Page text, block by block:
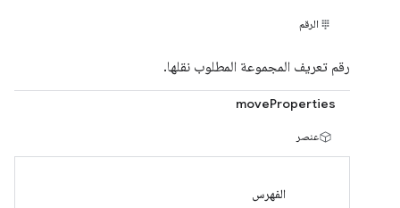
الرقم
رقم تعريف المجموعة المطلوب نقلها.
moveProperties
عنصر
الفهرس